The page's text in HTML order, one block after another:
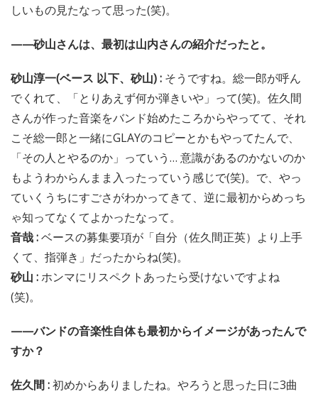
しいもの見たなって思った(笑)。
——砂山さんは、最初は山内さんの紹介だったと。
砂山淳一(ベース 以下、砂山) : そうですね。総一郎が呼ん
でくれて、「とりあえず何か弾きいや」って(笑)。佐久間
さんが作った音楽をバンド始めたころからやってて、それ
こそ総一郎と一緒にGLAYのコピーとかもやってたんで、
「その人とやるのか」っていう… 意識があるのかないのか
もようわからんまま入ったっていう感じで(笑)。で、やっ
ていくうちにすごさがわかってきて、逆に最初からめっち
ゃ知ってなくてよかったなって。
音哉 :ベースの募集要項が「自分（佐久間正英）より上手
くて、指弾き」だったからね(笑)。
砂山 :ホンマにリスペクトあったら受けないですよね
(笑)。
——バンドの音楽性自体も最初からイメージがあったんで
すか？
佐久間 :初めからありましたね。やろうと思った日に3曲